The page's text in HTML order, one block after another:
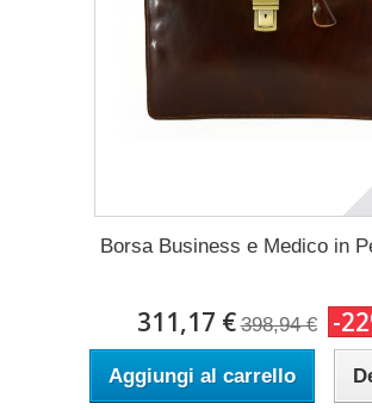
Borsa Business e Medico in
311,17 € 398,94 € -
Aggiungi al carrello